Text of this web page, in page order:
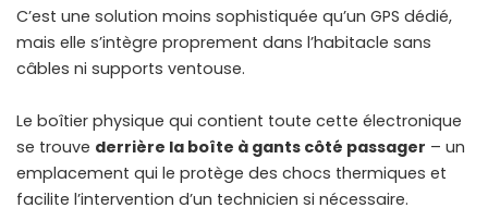
C’est une solution moins sophistiquée qu’un GPS dédié,
mais elle s’intègre proprement dans l’habitacle sans
câbles ni supports ventouse.
Le boîtier physique qui contient toute cette électronique
se trouve derrière la boîte à gants côté passager – un
emplacement qui le protège des chocs thermiques et
facilite l’intervention d’un technicien si nécessaire.